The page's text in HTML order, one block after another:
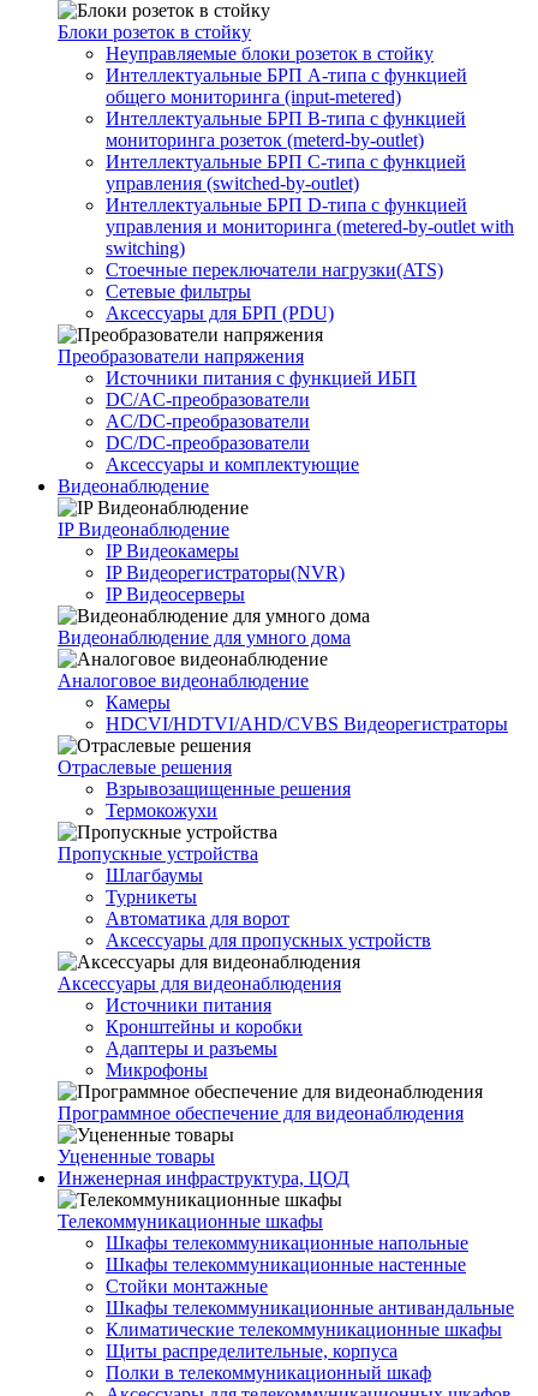
Блоки розеток в стойку
Неуправляемые блоки розеток в стойку
Интеллектуальные БРП А-типа с функцией
общего мониторинга (input-metered)
Интеллектуальные БРП B-типа с функцией
мониторинга розеток (meterd-by-outlet)
Интеллектуальные БРП C-типа с функцией
управления (switched-by-outlet)
Интеллектуальные БРП D-типа с функцией
управления и мониторинга (metered-by-outlet with
switching)
Стоечные переключатели нагрузки(ATS)
Сетевые фильтры
Аксессуары для БРП (PDU)
Преобразователи напряжения
Источники питания c функцией ИБП
DC/AC-преобразователи
AC/DC-преобразователи
DC/DC-преобразователи
Аксессуары и комплектующие
Видеонаблюдение
IP Видеонаблюдение
IP Видеокамеры
IP Видеорегистраторы(NVR)
IP Видеосерверы
Видеонаблюдение для умного дома
Аналоговое видеонаблюдение
Камеры
HDCVI/HDTVI/AHD/CVBS Видеорегистраторы
Отраслевые решения
Взрывозащищенные решения
Термокожухи
Пропускные устройства
Шлагбаумы
Турникеты
Автоматика для ворот
Аксессуары для пропускных устройств
Аксессуары для видеонаблюдения
Источники питания
Кронштейны и коробки
Адаптеры и разъемы
Микрофоны
Программное обеспечение для видеонаблюдения
Уцененные товары
Инженерная инфраструктура, ЦОД
Телекоммуникационные шкафы
Шкафы телекоммуникационные напольные
Шкафы телекоммуникационные настенные
Стойки монтажные
Шкафы телекоммуникационные антивандальные
Климатические телекоммуникационные шкафы
Щиты распределительные, корпуса
Полки в телекоммуникационный шкаф